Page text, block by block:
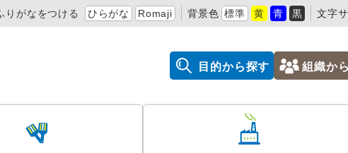
りがなをつける ひらがな Romaji 背景色 標準 黄 青 黒 文字
目的から探す 組織か